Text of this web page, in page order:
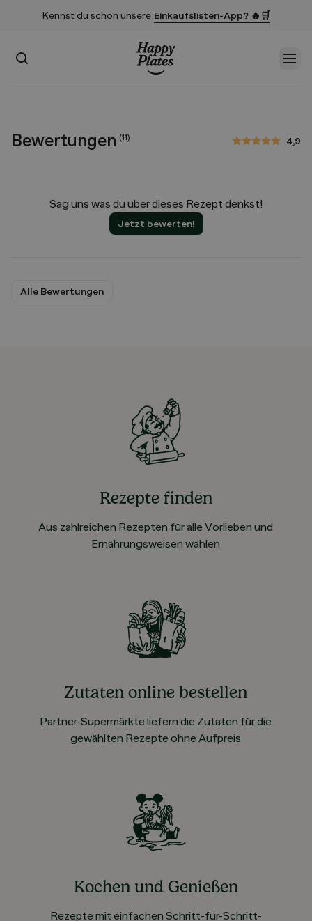
Kennst du schon unsere Einkaufslisten-App? 🔥🛒
Suchen
Bewertungen (11) 4,9
4,9 von 5 Sternen
Sag uns was du über dieses Rezept denkst!
Jetzt bewerten!
Alle Bewertungen
Rezepte finden
Aus zahlreichen Rezepten für alle Vorlieben und
Ernährungsweisen wählen
Zutaten online bestellen
Partner-Supermärkte liefern die Zutaten für die
gewählten Rezepte ohne Aufpreis
Kochen und Genießen
Rezepte mit einfachen Schritt-für-Schritt-